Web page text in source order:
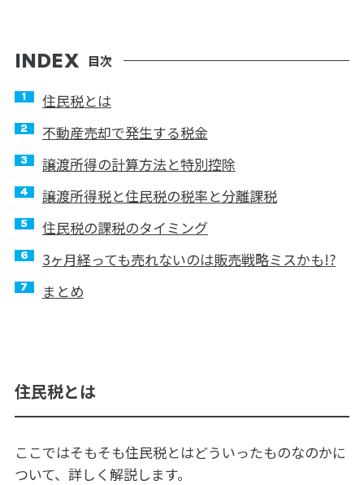
目次
住民税とは
不動産売却で発生する税金
譲渡所得の計算方法と特別控除
譲渡所得税と住民税の税率と分離課税
住民税の課税のタイミング
3ヶ月経っても売れないのは販売戦略ミスかも!?
まとめ
住民税とは
ここではそもそも住民税とはどういったものなのかに
ついて、詳しく解説します。